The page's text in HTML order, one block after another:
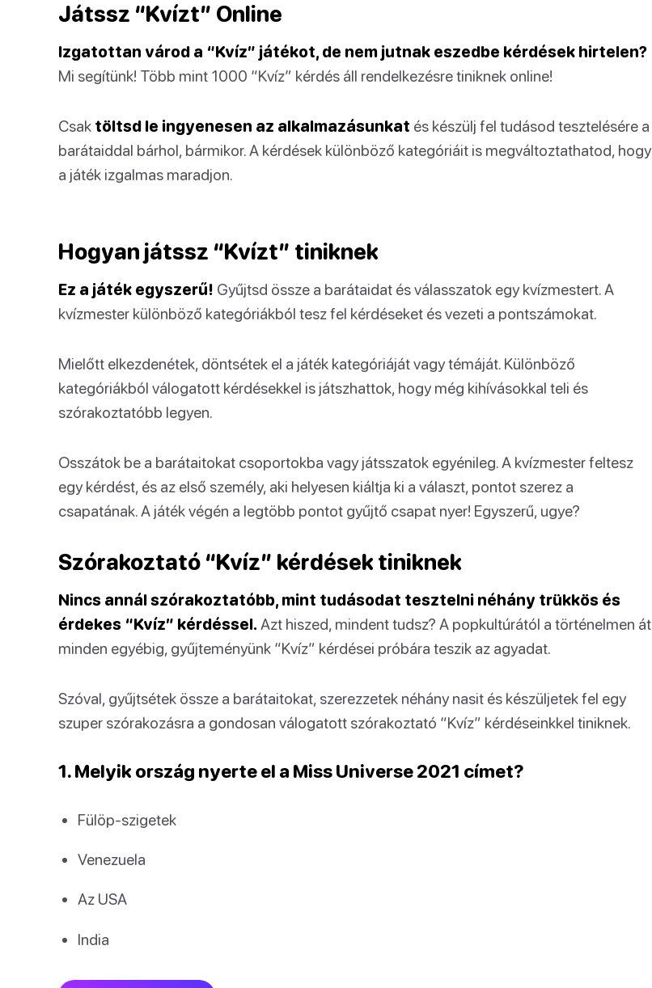
Játssz “Kvízt” Online
Izgatottan várod a “Kvíz” játékot, de nem jutnak eszedbe kérdések hirtelen?
Mi segítünk! Több mint 1000 “Kvíz” kérdés áll rendelkezésre tiniknek online!
Csak töltsd le ingyenesen az alkalmazásunkat és készülj fel tudásod tesztelésére a
barátaiddal bárhol, bármikor. A kérdések különböző kategóriáit is megváltoztathatod, hogy
a játék izgalmas maradjon.
Hogyan játssz “Kvízt” tiniknek
Ez a játék egyszerű! Gyűjtsd össze a barátaidat és válasszatok egy kvízmestert. A
kvízmester különböző kategóriákból tesz fel kérdéseket és vezeti a pontszámokat.
Mielőtt elkezdenétek, döntsétek el a játék kategóriáját vagy témáját. Különböző
kategóriákból válogatott kérdésekkel is játszhattok, hogy még kihívásokkal teli és
szórakoztatóbb legyen.
Osszátok be a barátaitokat csoportokba vagy játsszatok egyénileg. A kvízmester feltesz
egy kérdést, és az első személy, aki helyesen kiáltja ki a választ, pontot szerez a
csapatának. A játék végén a legtöbb pontot gyűjtő csapat nyer! Egyszerű, ugye?
Szórakoztató “Kvíz” kérdések tiniknek
Nincs annál szórakoztatóbb, mint tudásodat tesztelni néhány trükkös és
érdekes “Kvíz” kérdéssel. Azt hiszed, mindent tudsz? A popkultúrától a történelmen át
minden egyébig, gyűjteményünk “Kvíz” kérdései próbára teszik az agyadat.
Szóval, gyűjtsétek össze a barátaitokat, szerezzetek néhány nasit és készüljetek fel egy
szuper szórakozásra a gondosan válogatott szórakoztató “Kvíz” kérdéseinkkel tiniknek.
1. Melyik ország nyerte el a Miss Universe 2021 címet?
Fülöp-szigetek
Venezuela
Az USA
India